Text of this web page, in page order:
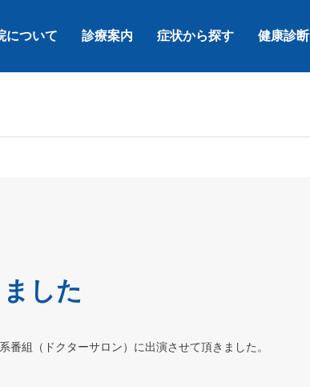
について 診療案内 症状から探す 健康診断
した
組（ドクターサロン）に出演させて頂きました。